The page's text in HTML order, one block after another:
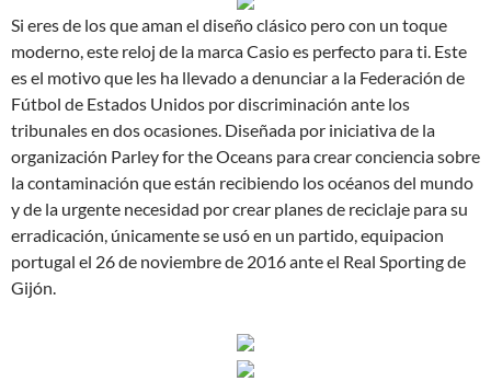
Si eres de los que aman el diseño clásico pero con un toque
moderno, este reloj de la marca Casio es perfecto para ti. Este
es el motivo que les ha llevado a denunciar a la Federación de
Fútbol de Estados Unidos por discriminación ante los
tribunales en dos ocasiones. Diseñada por iniciativa de la
organización Parley for the Oceans para crear conciencia sobre
la contaminación que están recibiendo los océanos del mundo
y de la urgente necesidad por crear planes de reciclaje para su
erradicación, únicamente se usó en un partido, equipacion
portugal el 26 de noviembre de 2016 ante el Real Sporting de
Gijón.